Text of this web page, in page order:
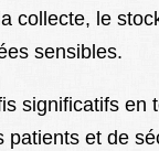
collecte, le
sensibles.
significatifs en
patients et de